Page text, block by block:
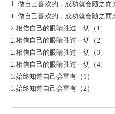
1. 做自己喜欢的，成功就会随之而
1. 做自己喜欢的，成功就会随之而
2.相信自己的眼睛胜过一切（1）
2.相信自己的眼睛胜过一切（2）
2.相信自己的眼睛胜过一切（3）
2.相信自己的眼睛胜过一切（4）
3.始终知道自己会富有（1）
3.始终知道自己会富有（2）